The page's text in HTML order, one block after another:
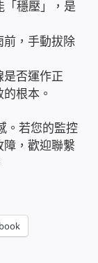
「穩壓」，是
前，手動拔除
是否運作正
根本。
。若您的監控
，歡迎聯繫